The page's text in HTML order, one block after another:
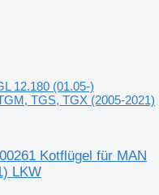
12.180 (01.05-)
TGS, TGX (2005-2021)
Kotflügel für MAN
LKW